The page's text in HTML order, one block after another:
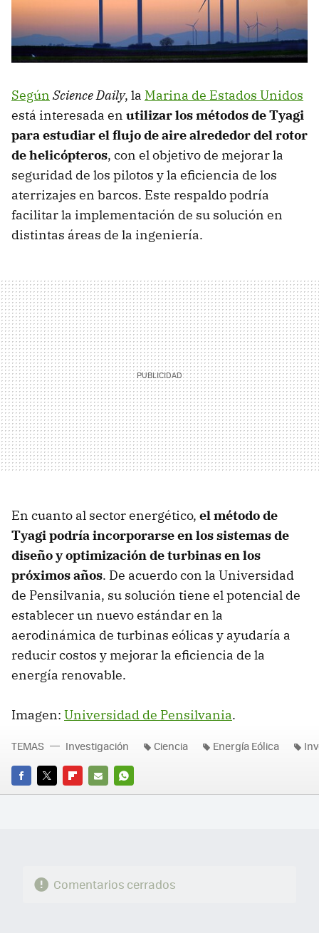
Según Science Daily, la Marina de Estados Unidos
está interesada en utilizar los métodos de Tyagi
para estudiar el flujo de aire alrededor del rotor
de helicópteros, con el objetivo de mejorar la
seguridad de los pilotos y la eficiencia de los
aterrizajes en barcos. Este respaldo podría
facilitar la implementación de su solución en
distintas áreas de la ingeniería.
En cuanto al sector energético, el método de
Tyagi podría incorporarse en los sistemas de
diseño y optimización de turbinas en los
próximos años. De acuerdo con la Universidad
de Pensilvania, su solución tiene el potencial de
establecer un nuevo estándar en la
aerodinámica de turbinas eólicas y ayudaría a
reducir costos y mejorar la eficiencia de la
energía renovable.
Imagen: Universidad de Pensilvania.
FACEBOOK
TWITTERFLIPBOARD
E-
WHATSAPP
TEMAS Investigación Ciencia Energía Eólica
Comentarios cerrados